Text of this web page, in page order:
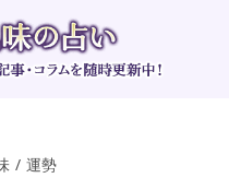
/ 運勢